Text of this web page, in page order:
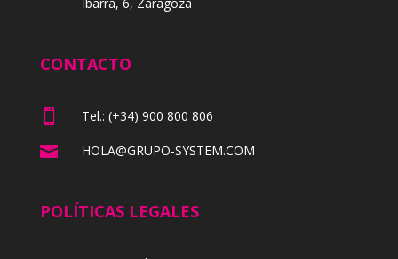
CONTACTO
 Tel.: (+34) 900 800 806
 HOLA@GRUPO-SYSTEM.COM
POLÍTICAS LEGALES